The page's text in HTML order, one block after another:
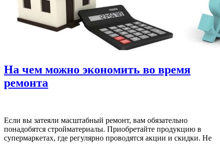
На чем можно экономить во время
ремонта
Если вы затеяли масштабный ремонт, вам обязательно
понадобятся стройматериалы. Приобретайте продукцию в
супермаркетах, где регулярно проводятся акции и скидки. Не